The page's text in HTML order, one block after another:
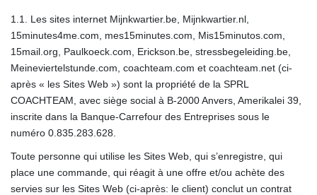
1.1. Les sites internet Mijnkwartier.be, Mijnkwartier.nl,
15minutes4me.com, mes15minutes.com, Mis15minutos.com,
15mail.org, Paulkoeck.com, Erickson.be, stressbegeleiding.be,
Meineviertelstunde.com, coachteam.com et coachteam.net (ci-
après « les Sites Web ») sont la propriété de la SPRL
COACHTEAM, avec siège social à B-2000 Anvers, Amerikalei 39,
inscrite dans la Banque-Carrefour des Entreprises sous le
numéro 0.835.283.628.
Toute personne qui utilise les Sites Web, qui s’enregistre, qui
place une commande, qui réagit à une offre et/ou achète des
servies sur les Sites Web (ci-après: le client) conclut un contrat